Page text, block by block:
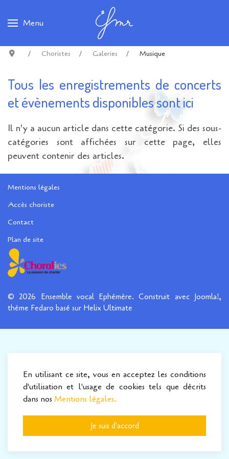
En utilisant ce site, vous en acceptez les conditions
d'utilisation et l'usage de cookies tels que décrits
dans nos Mentions légales.
Je suis d'accord
Menu
Choristes Galeries Musique
Tous les enregistrements de concerts
et évènements disponibles sont ici
Il n'y a aucun article dans cette catégorie. Si des sous-
catégories sont affichées sur cette page, elles
peuvent contenir des articles.
Mentions légales
Accès choriste
Contact
Plan de site
© 2026 Ensemble vocal Ephémère. Construit avec Joomla!,
thème Fedaro basé sur Helix Ultimate